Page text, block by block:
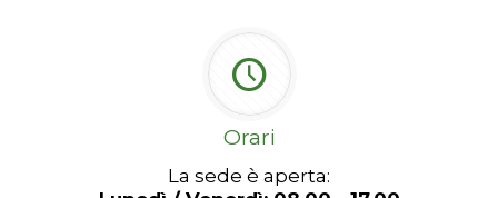
Orari
La sede è aperta: